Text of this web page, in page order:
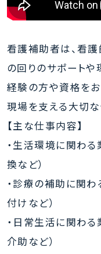
看護補助者は、看
の回りのサポート
経験の方や資格を
現場を支える大切な
【主な仕事内容】
・生活環境に関わる
換など）
・診療の補助に関
付けなど）
・日常生活に関わる
介助など）